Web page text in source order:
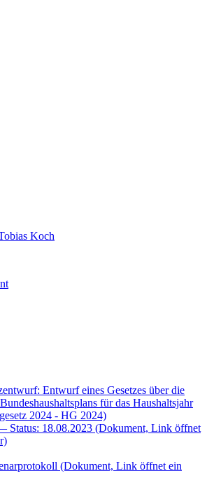
Koch
Entwurf eines Gesetzes über die
für das Haushaltsjahr
2024 - HG 2024)
Status: 18.08.2023 (Dokument, Link öffnet
(Dokument, Link öffnet ein